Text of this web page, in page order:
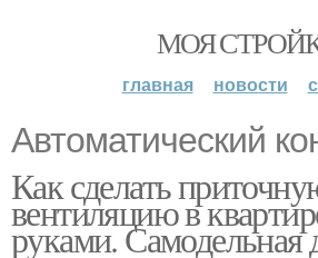
МОЯ
главная новости
Автоматический
Как сделать
вентиляцию в
руками.